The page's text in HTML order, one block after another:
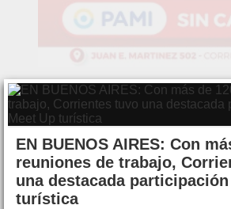
EN BUENOS AIRES: Con
reuniones de trabajo,
una destacada
turística